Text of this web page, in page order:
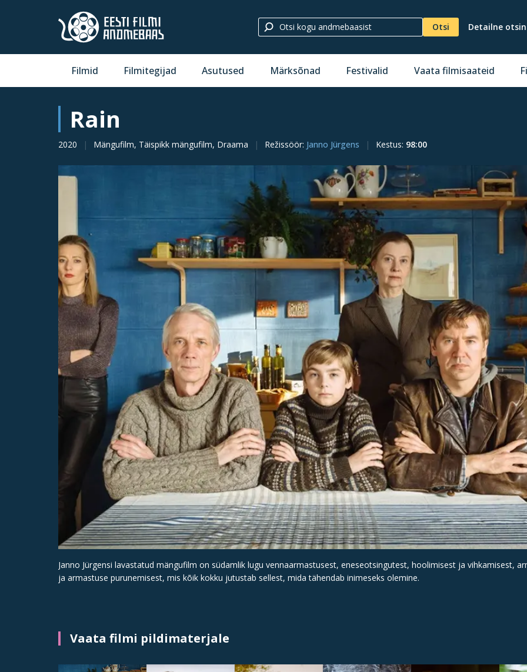
Otsi Detailne
Filmid Filmitegijad Asutused Märksõnad Festivalid Vaata filmisaateid
Rain
2020 Mängufilm, Täispikk mängufilm, Draama Režissöör: Janno Jürgens Kestus: 98:00
Janno Jürgensi lavastatud mängufilm on südamlik lugu vennaarmastusest, eneseotsingutest, hoolimisest ja vihkamisest,
ja armastuse purunemisest, mis kõik kokku jutustab sellest, mida tähendab inimeseks olemine.
Vaata filmi pildimaterjale